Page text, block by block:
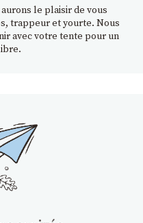
le plaisir de vous
trappeur et yourte. Nous
avec votre tente pour un